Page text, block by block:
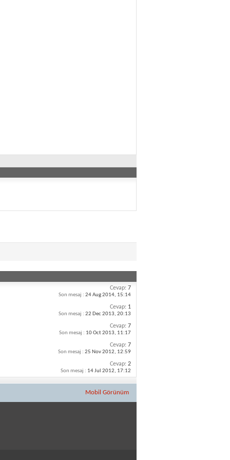
Cevap: 7
Son mesaj : 24 Aug 2014, 15:14
Cevap: 1
Son mesaj : 22 Dec 2013, 20:13
Cevap: 7
Son mesaj : 10 Oct 2013, 11:17
Cevap: 7
Son mesaj : 25 Nov 2012, 12:59
Cevap: 2
Son mesaj : 14 Jul 2012, 17:12
Mobil Görünüm